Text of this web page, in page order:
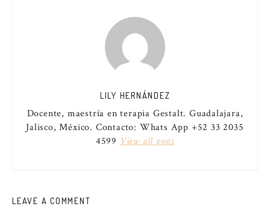
LILY HERNÁNDEZ
Docente, maestría en terapia Gestalt. Guadalajara,
Jalisco, México. Contacto: Whats App +52 33 2035
4599 View all posts
LEAVE A COMMENT